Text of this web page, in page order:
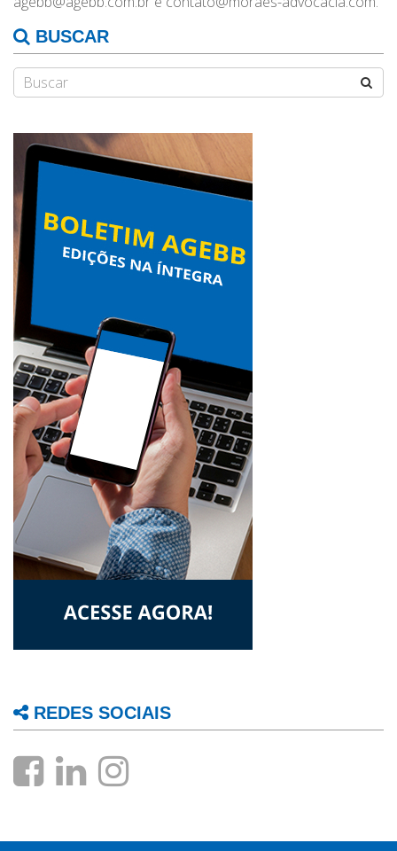
BUSCAR
REDES SOCIAIS